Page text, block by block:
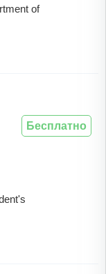
of
Бесплатно